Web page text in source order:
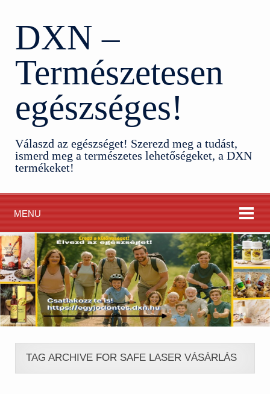
DXN –
Természetesen
egészséges!
Válaszd az egészséget! Szerezd meg a tudást,
ismerd meg a természetes lehetőségeket, a DXN
termékeket!
MENU
TAG ARCHIVE FOR SAFE LASER VÁSÁRLÁS